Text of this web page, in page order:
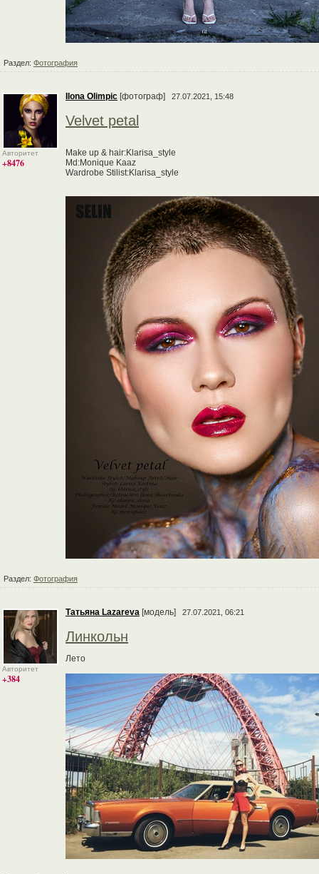
Раздел: Фотография
Авторитет
+8476
Ilona Olimpic [фотограф] 27.07.2021, 15:48
Velvet petal
Make up & hair:Klarisa_style
Md:Monique Kaaz
Wardrobe Stilist:Klarisa_style
Раздел: Фотография
Авторитет
+384
Татьяна Lazareva [модель] 27.07.2021, 06:21
Линкольн
Лето